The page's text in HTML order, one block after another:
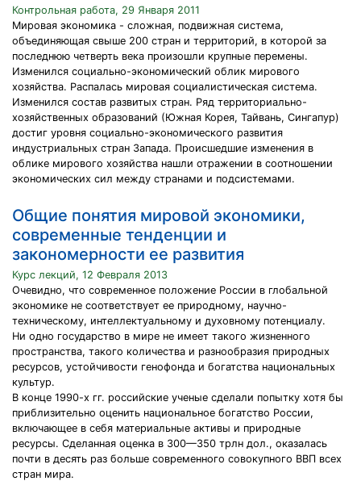
Контрольная работа, 29 Января 2011
Мировая экономика - сложная, подвижная система,
объединяющая свыше 200 стран и территорий, в которой за
последнюю четверть века произошли крупные перемены.
Изменился социально-экономический облик мирового
хозяйства. Распалась мировая социалистическая система.
Изменился состав развитых стран. Ряд территориально-
хозяйственных образований (Южная Корея, Тайвань, Сингапур)
достиг уровня социально-экономического развития
индустриальных стран Запада. Происшедшие изменения в
облике мирового хозяйства нашли отражении в соотношении
экономических сил между странами и подсистемами.
Общие понятия мировой экономики,
современные тенденции и
закономерности ее развития
Курс лекций, 12 Февраля 2013
Очевидно, что современное положение России в глобальной
экономике не соответствует ее природному, научно-
техническому, интеллектуальному и духовному потенциалу.
Ни одно государство в мире не имеет такого жизненного
пространства, такого количества и разнообразия природных
ресурсов, устойчивости генофонда и богатства национальных
культур.
В конце 1990-х гг. российские ученые сделали попытку хотя бы
приблизительно оценить национальное богатство России,
включающее в себя материальные активы и природные
ресурсы. Сделанная оценка в 300—350 трлн дол., оказалась
почти в десять раз больше современного совокупного ВВП всех
стран мира.